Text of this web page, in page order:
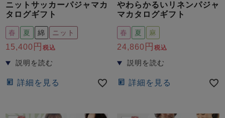
ニットサッカーパジャマカ
タログギフト
春 夏 綿 ニット
15,400 税込
詳細を見る
やわらかるいリネンパジャ
マカタログギフト
春 夏 麻
24,860 税込
詳細を見る